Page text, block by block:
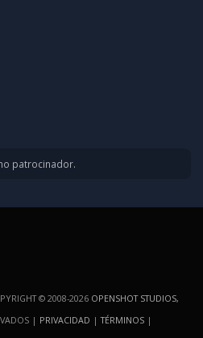
patrocinador.
© 2008-2026 OPENSHOT STUDIOS,
| PRIVACIDAD |TÉRMINOS |